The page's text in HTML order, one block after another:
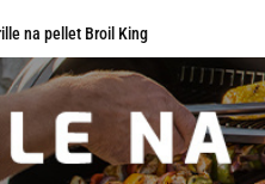
na pellet Broil King